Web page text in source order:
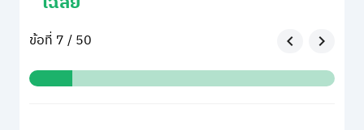
ข้อที่ 7 / 50